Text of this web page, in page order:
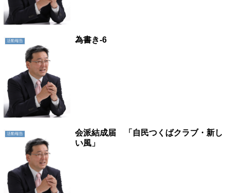
活動報告 為書き-6
活動報告
会派結成届 「自民つくばクラブ・新し
い風」